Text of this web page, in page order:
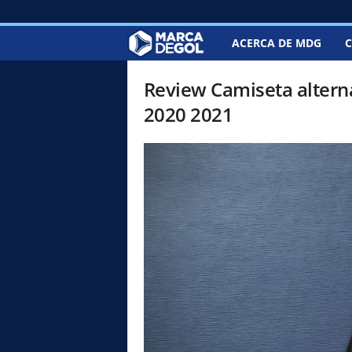
r
c
a
d
e
G
ACERCA DE MDG
Review Camiseta
2020 2021